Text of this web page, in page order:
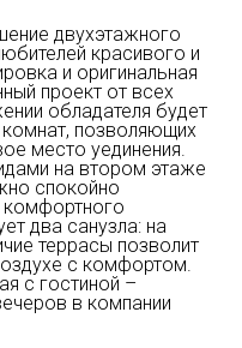
двухэтажного
красивого и
и оригинальная
проект от всех
обладателя будет
позволяющих
место уединения.
на втором этаже
спокойно
комфортного
два санузла: на
террасы позволит
с комфортом.
с гостиной –
в компании